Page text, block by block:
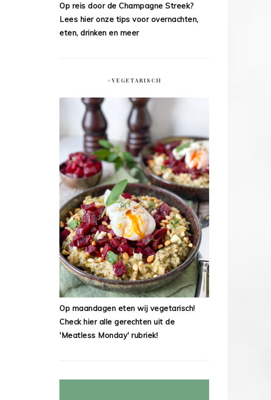
Op reis door de Champagne Streek?
Lees hier onze tips voor overnachten,
eten, drinken en meer
#VEGETARISCH
Op maandagen eten wij vegetarisch!
Check hier alle gerechten uit de
'Meatless Monday' rubriek!